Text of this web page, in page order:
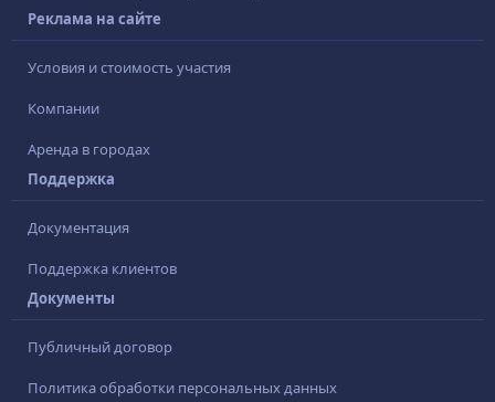
Реклама на сайте
Условия и стоимость участия
Компании
Аренда в городах
Поддержка
Документация
Поддержка клиентов
Документы
Публичный договор
Политика обработки персональных данных